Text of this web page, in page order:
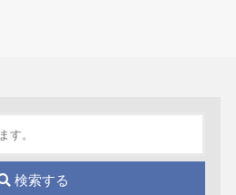
検索する